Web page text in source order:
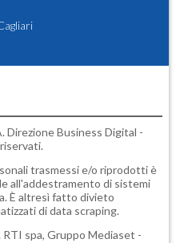
Business Digital -
trasmessi e/o riprodotti è
all'addestramento di sistemi
È altresì fatto divieto
di data scraping.
RTI spa, Gruppo Mediaset -